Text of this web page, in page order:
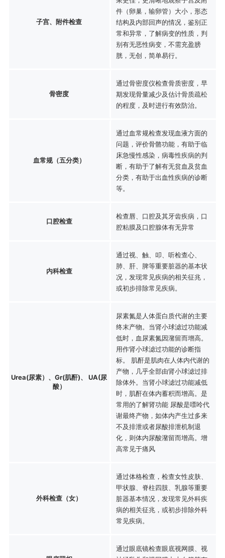
子宫、附件检查
件（卵巢，输卵管）大小，形态
结构及内部回声的情况，鉴别正
常和异常，了解病变的性质，判
别有无恶性病变，不需充盈膀
胱，无创，简单易行。
骨密度
通过骨密度仪检查骨质密度，早
期发现骨量减少及估计骨质疏松
的程度，及时进行有效防治。
血常规（五分类）
通过血常规检查发现血液方面的
问题，评价骨骼功能，有助于临
床急慢性感染，病毒性疾病的判
断，有助于了解有无贫血及贫血
分类，有助于出血性疾病的诊断
等。
口腔检查
检查唇、口腔及其牙齿疾病，口
腔粘膜及口腔腺体有无异常
内科检查
通过视、触、叩、听检查心、
肺、肝、脾等重要脏器的基本状
况，发现常见疾病的相关征兆，
或初步排除常见疾病。
Urea(尿素）、Gr(肌酐)、 UA(尿
酸）
尿素氮是人体蛋白质代谢的主要
终末产物。当肾小球滤过功能减
低时，血尿素氮因潴留而增高。
用作肾小球滤过功能的诊断指
标。 肌酐是肌肉在人体内代谢的
产物，几乎全部由肾小球滤过排
除体外。当肾小球滤过功能减低
时，肌酐在体内蓄积而增高。是
常用的了解肾功能 尿酸是嘌呤代
谢最终产物，如体内产生过多来
不及排泄或者尿酸排泄机制退
化，则体内尿酸潴留而增高。增
高常见于痛风
外科检查（女）
通过体格检查，检查女性皮肤、
甲状腺、脊柱四肢、乳腺等重要
脏器基本情况，发现常见外科疾
病的相关征兆，或初步排除外科
常见疾病。
通过眼底镜检查眼底视网膜、视